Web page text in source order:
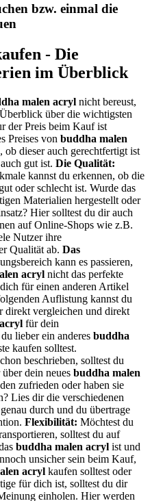
bzw. einmal die
- Die
im Überblick
malen acryl nicht bereust,
über die wichtigsten
der Preis beim Kauf ist
Preises von buddha malen
ob dieser auch gerechtfertigt ist
gut ist. Die Qualität:
kannst du erkennen, ob die
gut oder schlecht ist. Wurde das
Materialien hergestellt oder
Hier solltest du dir auch
auf Online-Shops wie z.B.
Nutzer ihre
Qualität ab. Das
kann es passieren,
acryl nicht das perfekte
für einen anderen Artikel
Auflistung kannst du
direkt vergleichen und direkt
für dein
lieber ein anderes buddha
kaufen solltest.
beschrieben, solltest du
dein neues buddha malen
zufrieden oder haben sie
Lies dir die verschiedenen
durch und du übertrage
Flexibilität: Möchtest du
solltest du auf
buddha malen acryl ist und
unsicher sein beim Kauf,
acryl kaufen solltest oder
für dich ist, solltest du dir
einholen. Hier werden